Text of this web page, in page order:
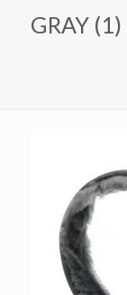
GRAY (1)